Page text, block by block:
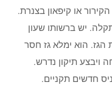
או קיפאון בצנרת.
יש ברשותו שעון
הגז. הוא ימלא גז חסר
ויבצע תיקון נדרש.
חדשים תקניים.